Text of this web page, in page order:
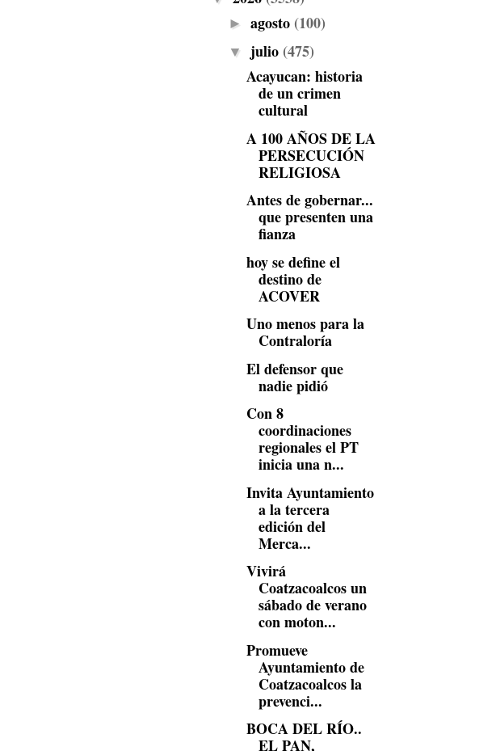
► agosto (100)
▼ julio (475)
Acayucan: historia
de un crimen
cultural
A 100 AÑOS DE LA
PERSECUCIÓN
RELIGIOSA
Antes de gobernar...
que presenten una
fianza
hoy se define el
destino de
ACOVER
Uno menos para la
Contraloría
El defensor que
nadie pidió
Con 8
coordinaciones
regionales el PT
inicia una n...
Invita Ayuntamiento
a la tercera
edición del
Merca...
Vivirá
Coatzacoalcos un
sábado de verano
con moton...
Promueve
Ayuntamiento de
Coatzacoalcos la
prevenci...
BOCA DEL RÍO..
EL PAN,